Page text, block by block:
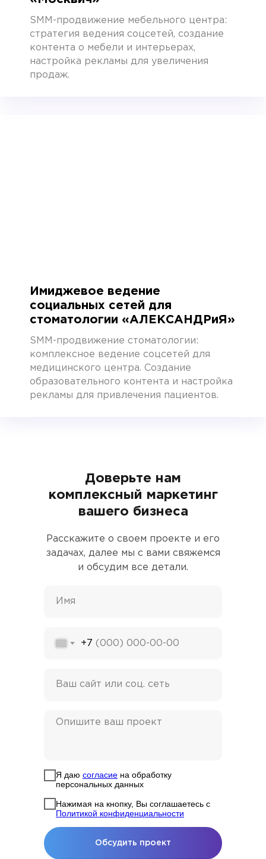
SMM-продвижение мебельного центра:
стратегия ведения соцсетей, создание
контента о мебели и интерьерах,
настройка рекламы для увеличения
продаж.
Имиджевое ведение
социальных сетей для
стоматологии «АЛЕКСАНДРиЯ»
SMM-продвижение стоматологии:
комплексное ведение соцсетей для
медицинского центра. Создание
образовательного контента и настройка
рекламы для привлечения пациентов.
Доверьте нам
комплексный маркетинг
вашего бизнеса
Расскажите о своем проекте и его
задачах, далее мы с вами свяжемся
и обсудим все детали.
+7
Я даю согласие на обработку
персональных данных
Нажимая на кнопку, Вы соглашаетесь с
Политикой конфиденциальности
Обсудить проект